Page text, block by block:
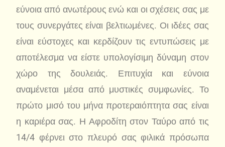
εύνοια από ανωτέρους ενώ και οι σχέσεις σας με
τους συνεργάτες είναι βελτιωμένες. Οι ιδέες σας
είναι εύστοχες και κερδίζουν τις εντυπώσεις με
αποτέλεσμα να είστε υπολογίσιμη δύναμη στον
χώρο της δουλειάς. Επιτυχία και εύνοια
αναμένεται μέσα από μυστικές συμφωνίες. Το
πρώτο μισό του μήνα προτεραιόπτητα σας είναι
η καριέρα σας. Η Αφροδίτη στον Ταύρο από τις
14/4 φέρνει στο πλευρό σας φιλικά πρόσωπα